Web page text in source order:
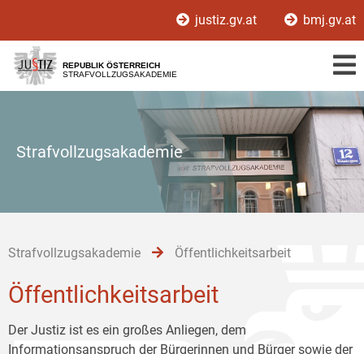
[1]
[2]
[3]
justiz.gv.at bmj.gv.at
REPUBLIK ÖSTERREICH
STRAFVOLLZUGSAKADEMIE
Strafvollzugsakademie
Strafvollzugsakademie Öffentlichkeitsarbeit
Öffentlichkeitsarbeit
Der Justiz ist es ein großes Anliegen, dem
Informationsanspruch der Bürgerinnen und Bürger sowie der